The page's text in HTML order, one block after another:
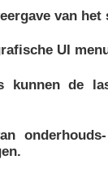
van
UI
kunnen de